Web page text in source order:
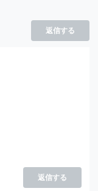
返信する
返信する